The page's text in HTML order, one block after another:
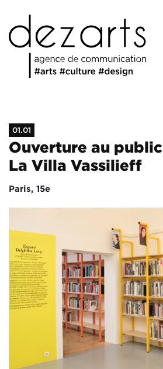
01.01
Ouverture au public
La Villa Vassilieff
Paris, 15e